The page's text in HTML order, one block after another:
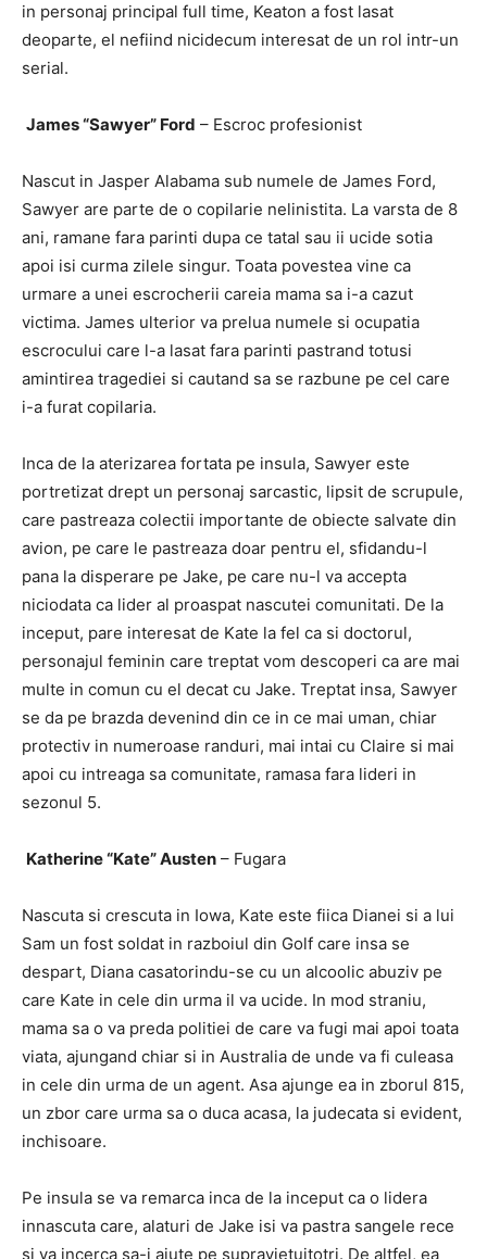
in personaj principal full time, Keaton a fost lasat
deoparte, el nefiind nicidecum interesat de un rol intr-un
serial.
James “Sawyer” Ford – Escroc profesionist
Nascut in Jasper Alabama sub numele de James Ford,
Sawyer are parte de o copilarie nelinistita. La varsta de 8
ani, ramane fara parinti dupa ce tatal sau ii ucide sotia
apoi isi curma zilele singur. Toata povestea vine ca
urmare a unei escrocherii careia mama sa i-a cazut
victima. James ulterior va prelua numele si ocupatia
escrocului care l-a lasat fara parinti pastrand totusi
amintirea tragediei si cautand sa se razbune pe cel care
i-a furat copilaria.
Inca de la aterizarea fortata pe insula, Sawyer este
portretizat drept un personaj sarcastic, lipsit de scrupule,
care pastreaza colectii importante de obiecte salvate din
avion, pe care le pastreaza doar pentru el, sfidandu-l
pana la disperare pe Jake, pe care nu-l va accepta
niciodata ca lider al proaspat nascutei comunitati. De la
inceput, pare interesat de Kate la fel ca si doctorul,
personajul feminin care treptat vom descoperi ca are mai
multe in comun cu el decat cu Jake. Treptat insa, Sawyer
se da pe brazda devenind din ce in ce mai uman, chiar
protectiv in numeroase randuri, mai intai cu Claire si mai
apoi cu intreaga sa comunitate, ramasa fara lideri in
sezonul 5.
Katherine “Kate” Austen – Fugara
Nascuta si crescuta in Iowa, Kate este fiica Dianei si a lui
Sam un fost soldat in razboiul din Golf care insa se
despart, Diana casatorindu-se cu un alcoolic abuziv pe
care Kate in cele din urma il va ucide. In mod straniu,
mama sa o va preda politiei de care va fugi mai apoi toata
viata, ajungand chiar si in Australia de unde va fi culeasa
in cele din urma de un agent. Asa ajunge ea in zborul 815,
un zbor care urma sa o duca acasa, la judecata si evident,
inchisoare.
Pe insula se va remarca inca de la inceput ca o lidera
innascuta care, alaturi de Jake isi va pastra sangele rece
si va incerca sa-i ajute pe supravietuitotri. De altfel, ea